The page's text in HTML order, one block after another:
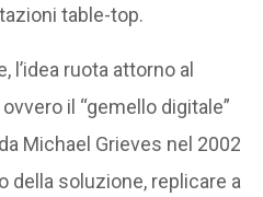
table-top.
l’idea ruota attorno al
ovvero il “gemello digitale”
Michael Grieves nel 2002
della soluzione, replicare a